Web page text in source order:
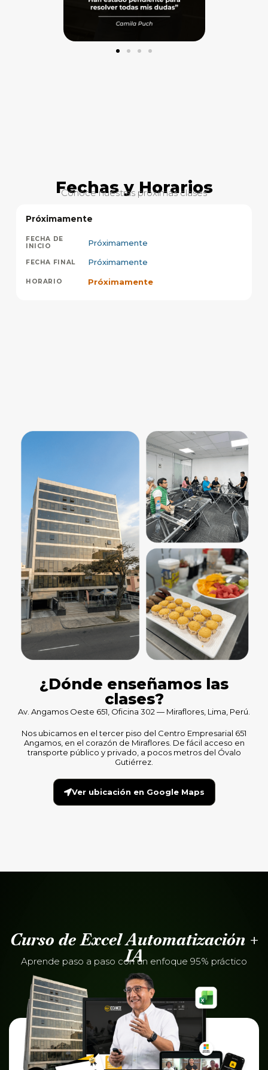
Fechas y Horarios
Conoce nuestras próximas clases
Próximamente
Próximamente
Próximamente
Próximamente
¿Dónde enseñamos las
clases?
Av. Angamos Oeste 651, Oficina 302 — Miraflores, Lima, Perú.
Nos ubicamos en el tercer piso del Centro Empresarial 651
Angamos, en el corazón de Miraflores. De fácil acceso en
transporte público y privado, a pocos metros del Óvalo
Gutiérrez.
Ver ubicación en Google Maps
Curso de Excel Automatización +
IA
Aprende paso a paso con un enfoque 95% práctico